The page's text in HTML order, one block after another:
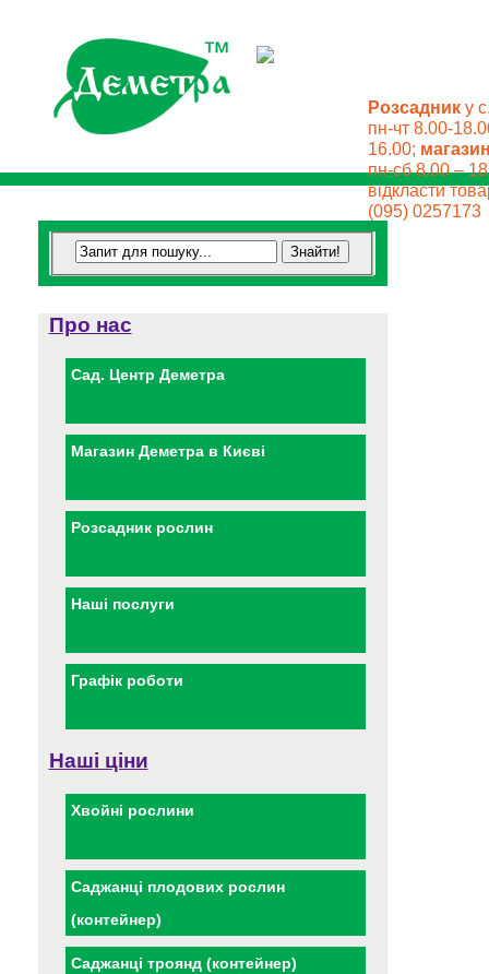
Розсадник у
пн-чт 8.00-
16.00;
пн-сб 8.00 –
відкласти
(095) 0257173
Про нас
Сад. Центр Деметра
Магазин Деметра в Києві
Розсадник рослин
Наші послуги
Графік роботи
Наші ціни
Хвойні рослини
Саджанці плодових рослин
(контейнер)
Саджанці троянд (контейнер)